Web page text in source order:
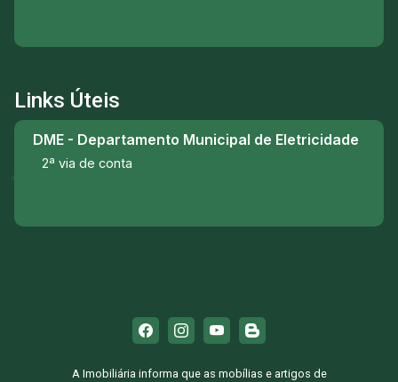
Links Úteis
DME - Departamento Municipal de Eletricidade
2ª via de conta
A Imobiliária informa que as mobílias e artigos de